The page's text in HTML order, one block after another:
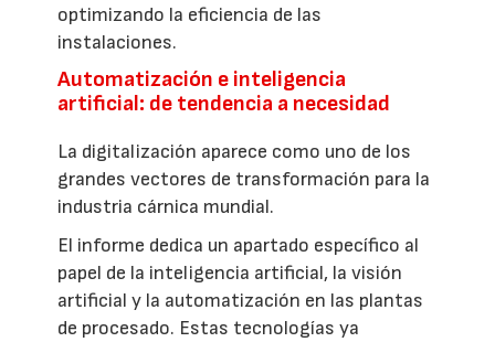
optimizando la eficiencia de las
instalaciones.
Automatización e inteligencia
artificial: de tendencia a necesidad
La digitalización aparece como uno de los
grandes vectores de transformación para la
industria cárnica mundial.
El informe dedica un apartado específico al
papel de la inteligencia artificial, la visión
artificial y la automatización en las plantas
de procesado. Estas tecnologías ya